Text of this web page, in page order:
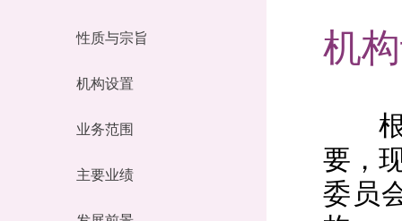
性质与宗旨
机构设置
业务范围
主要业绩
机
根
要，
委员